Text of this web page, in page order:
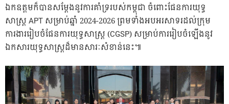
ឯកឧត្តមក៏បានសម្តែងនូវការគាំទ្ររបស់កម្ពុជា ចំពោះផែនការយុទ្ធ
សាស្រ្ត APT សម្រាប់ឆ្នាំ 2024-2026 ព្រមទាំងអបអរសាទរដល់ក្រុម
ការងាររៀបចំផែនការយុទ្ធសាស្រ្ត (CGSP) សម្រាប់ការរៀបចំឡើងនូវ
ឯកសារយុទ្ធសាស្ត្រដ៏មានសារៈសំខាន់នេះ៕